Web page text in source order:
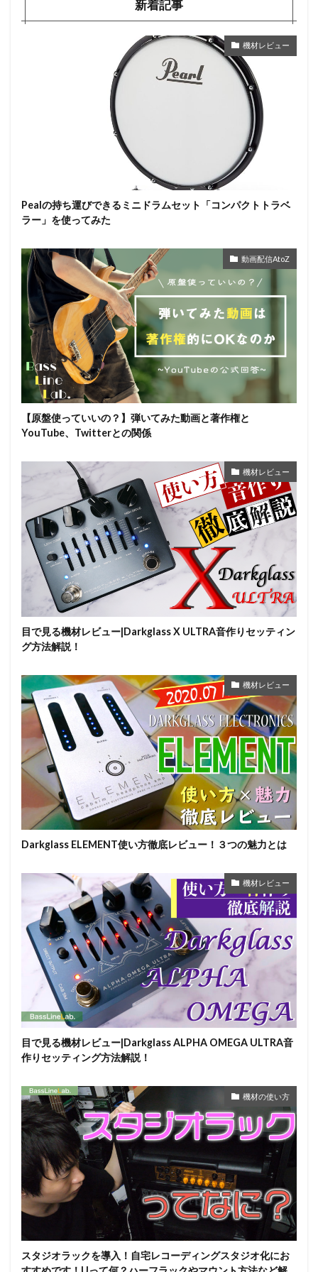
新着記事
機材レビュー
Pealの持ち運びできるミニドラムセット「コンパクトトラベ
ラー」を使ってみた
動画配信AtoZ
【原盤使っていいの？】弾いてみた動画と著作権と
YouTube、Twitterとの関係
機材レビュー
目で見る機材レビュー|Darkglass X ULTRA音作りセッティン
グ方法解説！
機材レビュー
Darkglass ELEMENT使い方徹底レビュー！３つの魅力とは
機材レビュー
目で見る機材レビュー|Darkglass ALPHA OMEGA ULTRA音
作りセッティング方法解説！
機材の使い方
スタジオラックを導入！自宅レコーディングスタジオ化にお